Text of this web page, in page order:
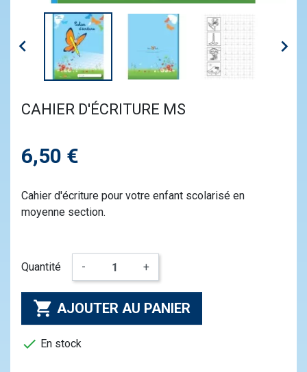
 
CAHIER D'ÉCRITURE MS
6,50 €
Cahier d'écriture pour votre enfant scolarisé en
moyenne section.
Quantité - +
 AJOUTER AU PANIER
 En stock